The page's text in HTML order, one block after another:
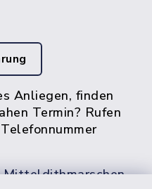
Anliegen, finden
Termin? Rufen